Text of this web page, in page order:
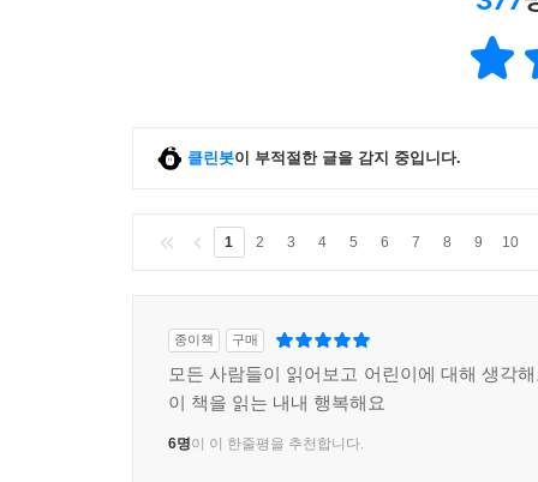
클린봇이 부적절한 글을 감지 중입니다.
1 2 3 4 5 6 7 8 9 10
종이책 구매
모든 사람들이 읽어보고 어린이에 대해 생각
이 책을 읽는 내내 행복해요
6명이 이 한줄평을 추천합니다.